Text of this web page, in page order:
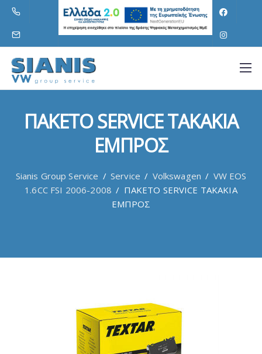
ΠΑΚΕΤΟ SERVICE ΤΑΚΑΚΙΑ
ΕΜΠΡΟΣ
Sianis Group Service / Service / Volkswagen / VW EOS
1.6CC FSI 2006-2008 / ΠΑΚΕΤΟ SERVICE ΤΑΚΑΚΙΑ
ΕΜΠΡΟΣ